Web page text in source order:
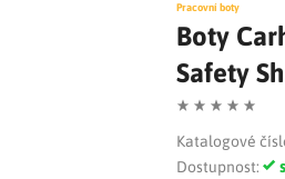
Pracovní boty
Boty
Safety
Katalogové
Dostupnost: